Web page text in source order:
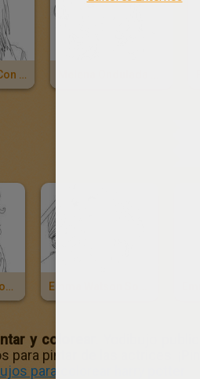
Emma Watson Con El Pelo Corto
Emma Watson Con Una Mano En Un Bolsillo
y colorear
pintar de las actrices.
para colorear harry potter